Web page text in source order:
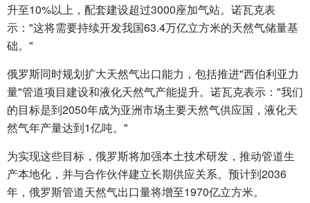
升至10%以上，配套建设超过3000座加气站。诺瓦克表
示："这将需要持续开发我国63.4万亿立方米的天然气储量基
础。"
俄罗斯同时规划扩大天然气出口能力，包括推进"西伯利亚力
量"管道项目建设和液化天然气产能提升。诺瓦克表示："我们
的目标是到2050年成为亚洲市场主要天然气供应国，液化天
然气年产量达到1亿吨。"
为实现这些目标，俄罗斯将加强本土技术研发，推动管道生
产本地化，并与合作伙伴建立长期供应关系。预计到2036
年，俄罗斯管道天然气出口量将增至1970亿立方米。